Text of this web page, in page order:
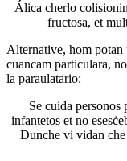
Álica cherlo
fructosa, et
Alternative, hom potan
cuancam particulara,
la paraulatario:
Se cuida
infantetos et no
Dunche vi vidan